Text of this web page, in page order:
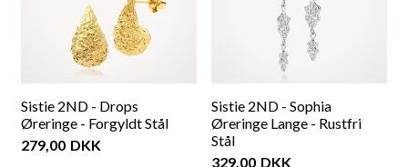
Sistie 2ND - Drops
Øreringe - Forgyldt Stål
279,00 DKK
Sistie 2ND - Sophia
Øreringe Lange - Rustfri
Stål
329,00 DKK